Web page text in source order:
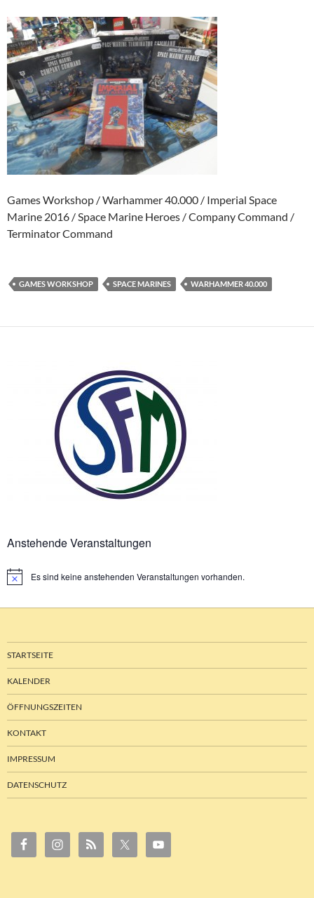
Games Workshop / Warhammer 40.000 / Imperial Space
Marine 2016 / Space Marine Heroes / Company Command /
Terminator Command
GAMES WORKSHOP SPACE MARINES WARHAMMER 40.000
Anstehende Veranstaltungen
HinweisEs sind keine anstehenden Veranstaltungen vorhanden.
STARTSEITE
KALENDER
ÖFFNUNGSZEITEN
KONTAKT
IMPRESSUM
DATENSCHUTZ